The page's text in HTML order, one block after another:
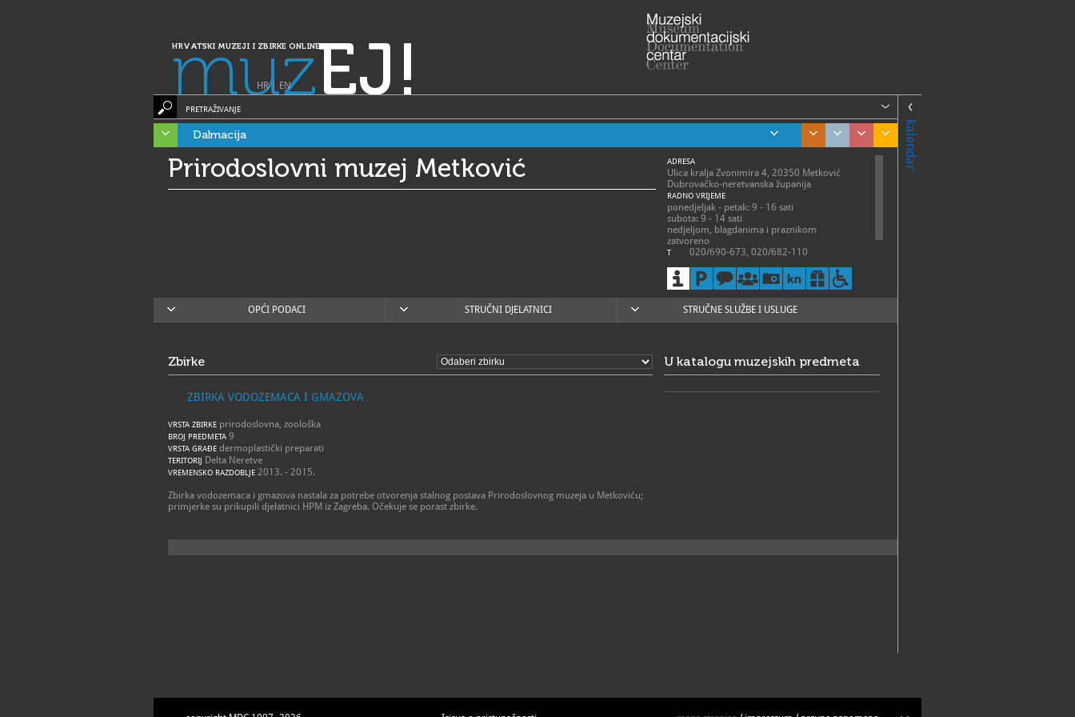
HRVATSKI MUZEJI I ZBIRKE ONLINE
muzEJ!
HR| EN
kalendar
PRETRAŽIVANJE
Dalmacija
Prirodoslovni muzej Metković ADRESA
Ulica kralja Zvonimira 4, 20350 Metković
Dubrovačko-neretvanska županija
RADNO VRIJEME
ponedjeljak - petak: 9 - 16 sati
subota: 9 - 14 sati
nedjeljom, blagdanima i praznikom
zatvoreno
T 020/690-673, 020/682-110
W https://pmm.hr/
OPĆI PODACI STRUČNI DJELATNICI STRUČNE SLUŽBE I USLUGE
Zbirke
ZBIRKA VODOZEMACA I GMAZOVA
VRSTA ZBIRKE prirodoslovna, zoološka
BROJ PREDMETA 9
VRSTA GRAĐE dermoplastički preparati
TERITORIJ Delta Neretve
VREMENSKO RAZDOBLJE 2013. - 2015.
Zbirka vodozemaca i gmazova nastala za potrebe otvorenja stalnog postava Prirodoslovnog muzeja u Metkoviću;
primjerke su prikupili djelatnici HPM iz Zagreba. Očekuje se porast zbirke.
U katalogu muzejskih predmeta